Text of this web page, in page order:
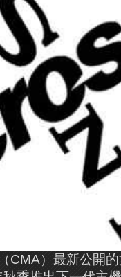
CMA）最新公開